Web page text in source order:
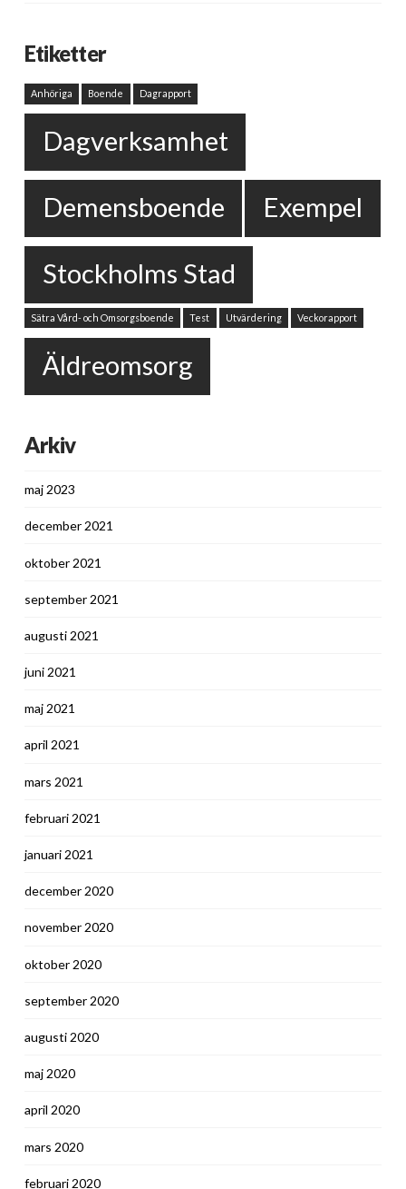
Etiketter
Anhöriga Boende Dagrapport
Dagverksamhet
Demensboende Exempel
Stockholms Stad
Sätra Vård- och Omsorgsboende Test Utvärdering Veckorapport
Äldreomsorg
Arkiv
maj 2023
december 2021
oktober 2021
september 2021
augusti 2021
juni 2021
maj 2021
april 2021
mars 2021
februari 2021
januari 2021
december 2020
november 2020
oktober 2020
september 2020
augusti 2020
maj 2020
april 2020
mars 2020
februari 2020